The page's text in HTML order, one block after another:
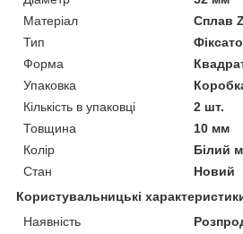
Матеріал
Сплав
Тип
Форма
Упаковка
Кількість в упаковці
2 шт.
Товщина
10 мм
Колір
Білий
Стан
Новий
Користувальницькі
Наявність